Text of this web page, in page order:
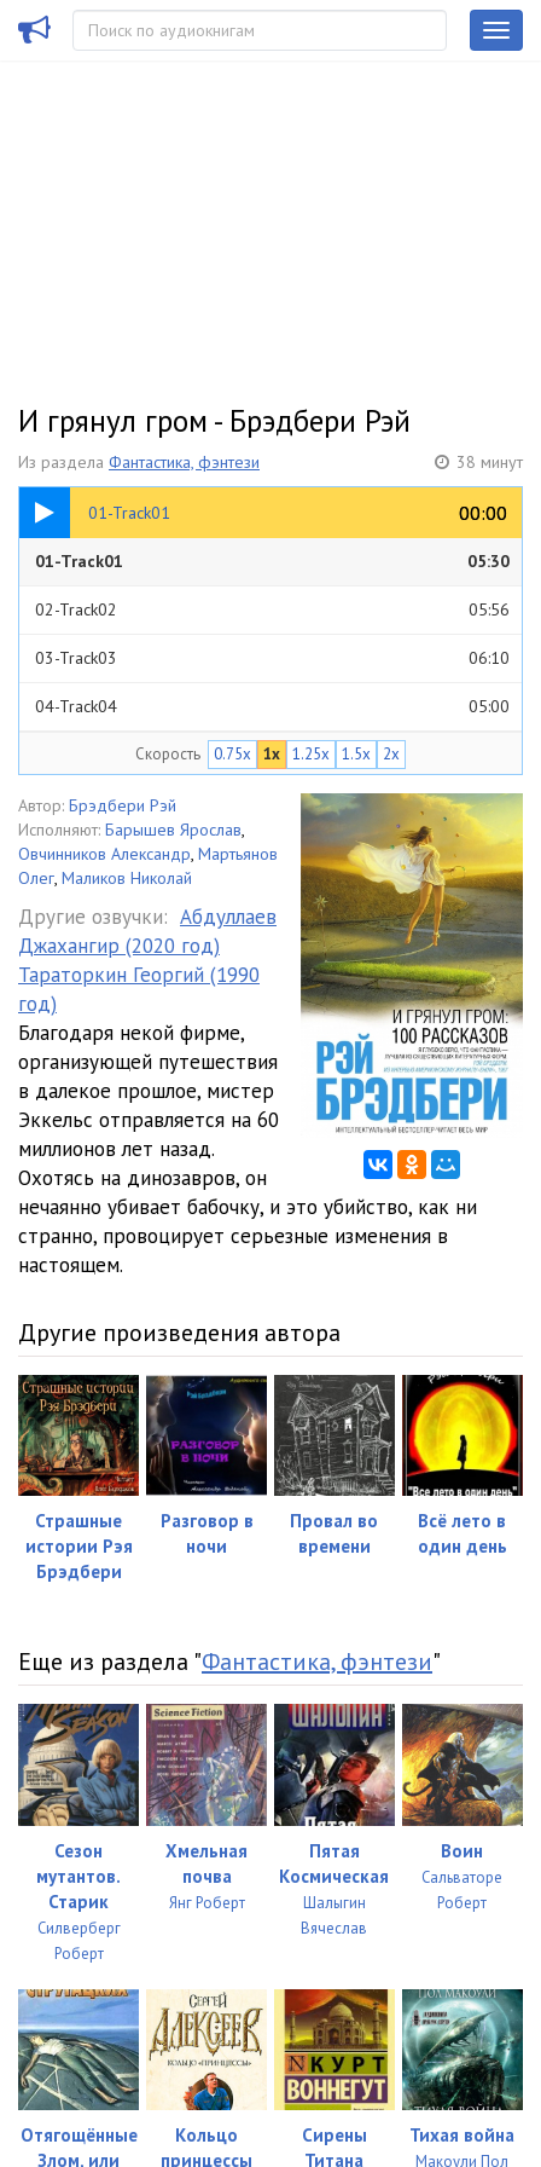
И грянул гром - Брэдбери Рэй
Из раздела Фантастика, фэнтези 38 минут
01-Track01 00:00
00:00
05:30
01-Track01 05:30
02-Track02 05:56
03-Track03 06:10
04-Track04 05:00
06-Track06 05:29
07-Track07 05:10
Скорость 0.75x 1x 1.25x 1.5x 2x
Автор: Брэдбери Рэй
Исполняют: Барышев Ярослав,
Овчинников Александр, Мартьянов
Олег, Маликов Николай
Другие озвучки: Абдуллаев
Джахангир (2020 год)
Тараторкин Георгий (1990
год)
Благодаря некой фирме,
организующей путешествия
в далекое прошлое, мистер
Эккельс отправляется на 60
миллионов лет назад.
Охотясь на динозавров, он
нечаянно убивает бабочку, и это убийство, как ни
странно, провоцирует серьезные изменения в
настоящем.
Другие произведения автора
Страшные
истории Рэя
Брэдбери
Разговор в
ночи
Провал во
времени
Всё лето в
один день
Еще из раздела "Фантастика, фэнтези"
Сезон
мутантов.
Старик
Силверберг
Роберт
Хмельная
почва
Янг Роберт
Пятая
Космическая
Шалыгин
Вячеслав
Воин
Сальваторе
Роберт
Отягощённые
Злом, или
Кольцо
принцессы
Сирены
Титана
Тихая война
Макоули Пол